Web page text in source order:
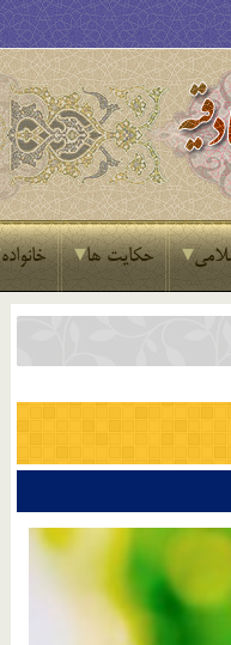
حکایت ها خانواده